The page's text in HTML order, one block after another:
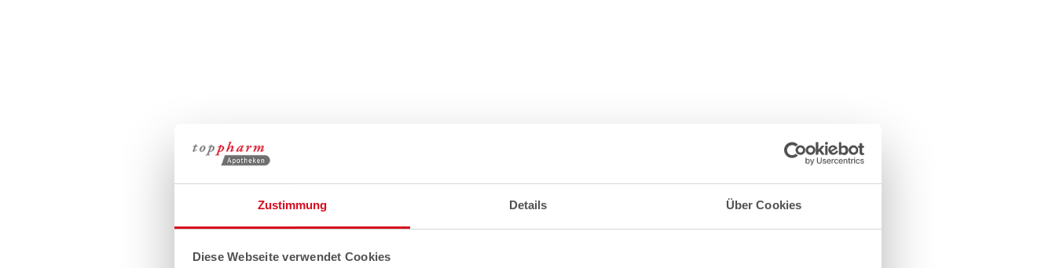
Zustimmung Details Über Cookies
Diese Webseite verwendet Cookies